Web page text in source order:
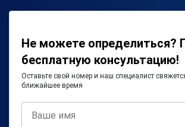
Не можете определиться?
бесплатную консультацию!
Оставьте свой номер и наш специалист
ближайшее время